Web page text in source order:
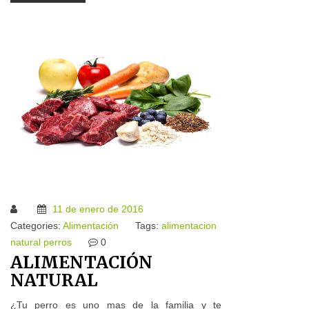
11 de enero de 2016
Categories: Alimentación Tags: alimentacion
natural perros 0
ALIMENTACIÓN
NATURAL
¿Tu perro es uno mas de la familia y te